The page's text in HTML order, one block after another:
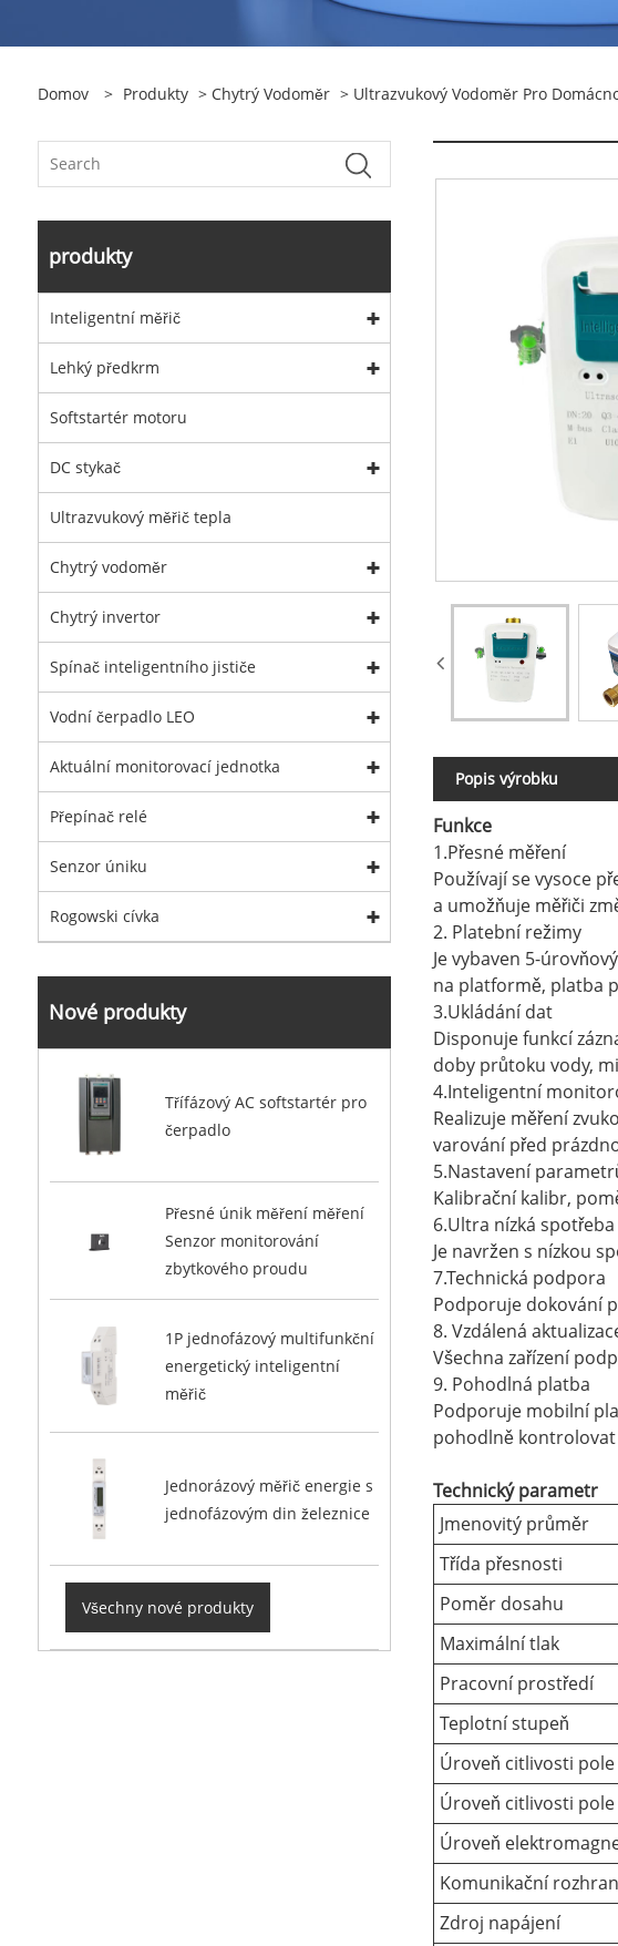
Domov > Produkty > Chytrý Vodoměr > Ultrazvukový Vodoměr Pro
produkty
Inteligentní měřič
Lehký předkrm
Softstartér motoru
DC stykač
Ultrazvukový měřič tepla
Chytrý vodoměr
Chytrý invertor
Spínač inteligentního jističe
Vodní čerpadlo LEO
Aktuální monitorovací jednotka
Přepínač relé
Senzor úniku
Rogowski cívka
Nové produkty
Třífázový AC softstartér pro
čerpadlo
Přesné únik měření měření
Senzor monitorování
zbytkového proudu
1P jednofázový multifunkční
energetický inteligentní
měřič
Jednorázový měřič energie s
jednofázovým din železnice
Všechny nové produkty
Popis výrobku
Funkce
1.Přesné měření
Používají se vysoce
a umožňuje měřiči
2. Platební režimy
Je vybaven 5-
na platformě, platba
3.Ukládání dat
Disponuje funkcí
doby průtoku vody,
4.Inteligentní
Realizuje měření
varování před
5.Nastavení
Kalibrační kalibr,
6.Ultra nízká
Je navržen s nízkou
7.Technická podpora
Podporuje dokování
8. Vzdálená
Všechna zařízení
9. Pohodlná platba
Podporuje mobilní
pohodlně
Technický parametr
Jmenovitý průměr
Třída přesnosti
Poměr dosahu
Maximální tlak
Pracovní prostředí
Teplotní stupeň
Úroveň citlivosti
Úroveň citlivosti
Úroveň
Komunikační
Zdroj napájení